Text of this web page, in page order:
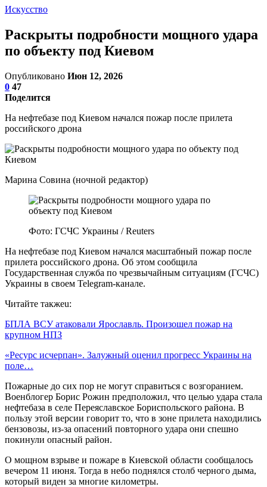
Искусство
Раскрыты подробности мощного удара
по объекту под Киевом
Опубликовано Июн 12, 2026
0 47
Поделится
На нефтебазе под Киевом начался пожар после прилета
российского дрона
Марина Совина (ночной редактор)
Фото: ГСЧС Украины / Reuters
На нефтебазе под Киевом начался масштабный пожар после
прилета российского дрона. Об этом сообщила
Государственная служба по чрезвычайным ситуациям (ГСЧС)
Украины в своем Telegram-канале.
Читайте такжеu:
БПЛА ВСУ атаковали Ярославль. Произошел пожар на
крупном НПЗ
«Ресурс исчерпан». Залужный оценил прогресс Украины на
поле…
Пожарные до сих пор не могут справиться с возгоранием.
Военблогер Борис Рожин предположил, что целью удара стала
нефтебаза в селе Переяславское Бориспольского района. В
пользу этой версии говорит то, что в зоне прилета находились
бензовозы, из-за опасений повторного удара они спешно
покинули опасный район.
О мощном взрыве и пожаре в Киевской области сообщалось
вечером 11 июня. Тогда в небо поднялся столб черного дыма,
который виден за многие километры.